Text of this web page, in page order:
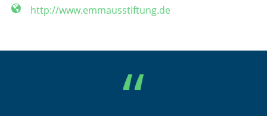
http://www.emmausstiftung.de